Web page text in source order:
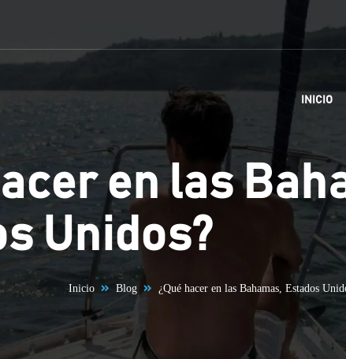
INICIO
en las
Unidos?
Inicio Blog ¿Qué hacer en las Bahamas, Estados